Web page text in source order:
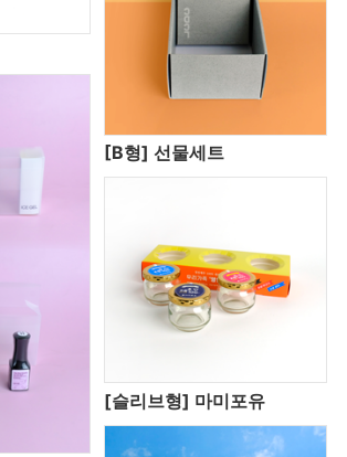
[B형] 선물세트
[슬리브형] 마미포유